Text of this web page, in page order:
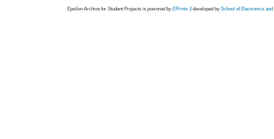
Epsilon Archive for Student Projects is powored byEPrints 3 developed by School of Electronics